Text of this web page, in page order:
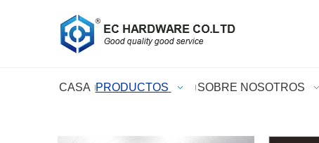
CASA PRODUCTOS SOBRE NOSOTROS